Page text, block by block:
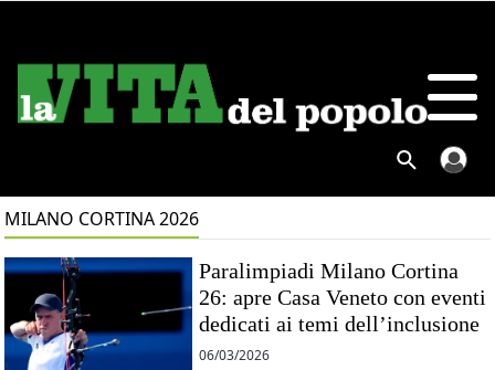
MILANO CORTINA 2026
Paralimpiadi Milano Cortina
26: apre Casa Veneto con eventi
dedicati ai temi dell’inclusione
06/03/2026